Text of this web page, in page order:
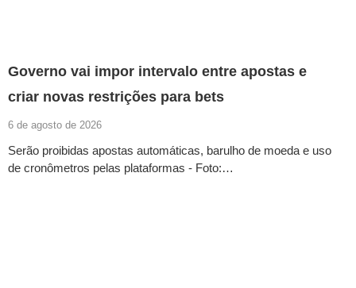
Governo vai impor intervalo entre apostas e
criar novas restrições para bets
6 de agosto de 2026
Serão proibidas apostas automáticas, barulho de moeda e uso
de cronômetros pelas plataformas - Foto:…